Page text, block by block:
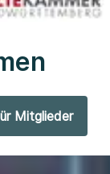
Mitglieder